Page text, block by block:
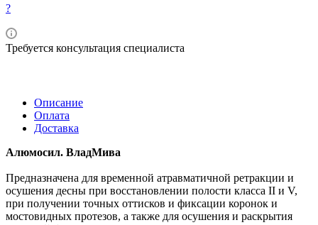
?
Требуется консультация специалиста
Описание
Оплата
Доставка
Алюмосил. ВладМива
Предназначена для временной атравматичной ретракции и
осушения десны при восстановлении полости класса II и V,
при получении точных оттисков и фиксации коронок и
мостовидных протезов, а также для осушения и раскрытия